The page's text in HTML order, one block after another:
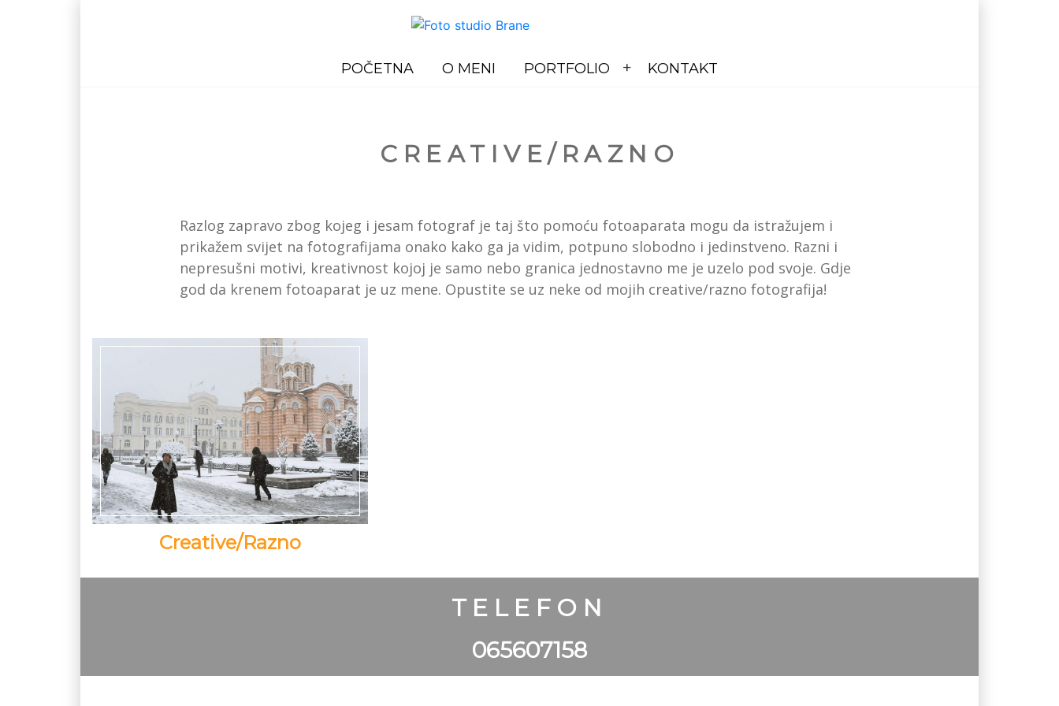
POČETNA O MENI PORTFOLIO KONTAKT
CREATIVE/RAZNO
Razlog zapravo zbog kojeg i jesam fotograf je taj što pomoću fotoaparata mogu da istražujem i
prikažem svijet na fotografijama onako kako ga ja vidim, potpuno slobodno i jedinstveno. Razni i
nepresušni motivi, kreativnost kojoj je samo nebo granica jednostavno me je uzelo pod svoje. Gdje
god da krenem fotoaparat je uz mene. Opustite se uz neke od mojih creative/razno fotografija!
Creative/Razno
TELEFON
065607158